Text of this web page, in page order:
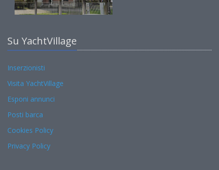
Su YachtVillage
Inserzionisti
Visita YachtVillage
Esponi annunci
Posti barca
Cookies Policy
Privacy Policy